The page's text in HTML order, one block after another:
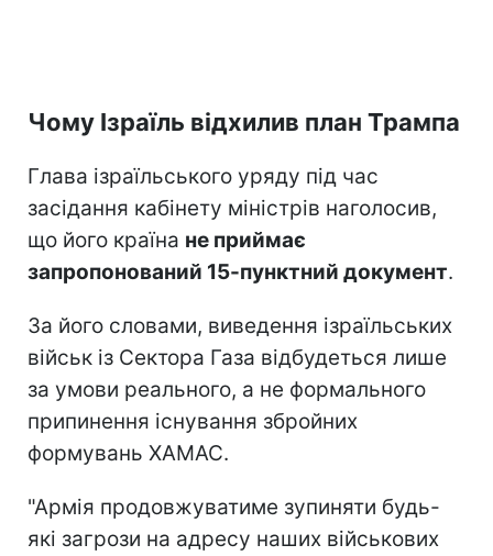
Чому Ізраїль відхилив план Трампа
Глава ізраїльського уряду під час
засідання кабінету міністрів наголосив,
що його країна не приймає
запропонований 15-пунктний документ.
За його словами, виведення ізраїльських
військ із Сектора Газа відбудеться лише
за умови реального, а не формального
припинення існування збройних
формувань ХАМАС.
"Армія продовжуватиме зупиняти будь-
які загрози на адресу наших військових